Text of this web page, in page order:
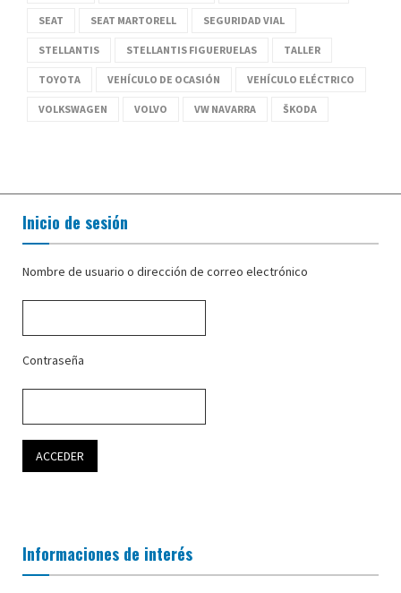
SEAT SEAT MARTORELL SEGURIDAD VIAL
STELLANTIS STELLANTIS FIGUERUELAS TALLER
TOYOTA VEHÍCULO DE OCASIÓN VEHÍCULO ELÉCTRICO
VOLKSWAGEN VOLVO VW NAVARRA ŠKODA
Inicio de sesión
Nombre de usuario o dirección de correo electrónico
Contraseña
Informaciones de interés